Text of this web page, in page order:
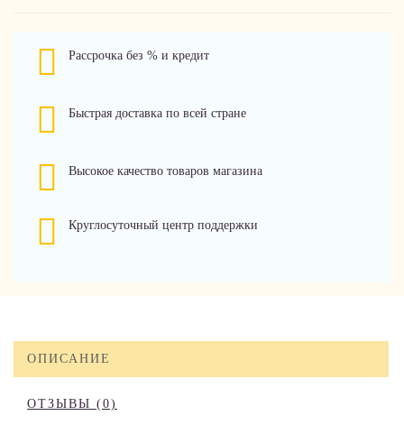
Рассрочка без % и кредит
Быстрая доставка по всей стране
Высокое качество товаров магазина
Круглосуточный центр поддержки
ОПИСАНИЕ
ОТЗЫВЫ (0)